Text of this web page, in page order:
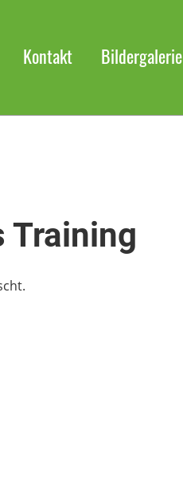
Kontakt Bildergalerie
Training